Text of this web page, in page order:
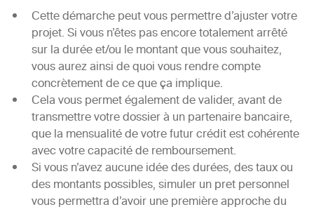
Cette démarche peut vous permettre d’ajuster votre
projet. Si vous n’êtes pas encore totalement arrêté
sur la durée et/ou le montant que vous souhaitez,
vous aurez ainsi de quoi vous rendre compte
concrètement de ce que ça implique.
Cela vous permet également de valider, avant de
transmettre votre dossier à un partenaire bancaire,
que la mensualité de votre futur crédit est cohérente
avec votre capacité de remboursement.
Si vous n’avez aucune idée des durées, des taux ou
des montants possibles, simuler un pret personnel
vous permettra d’avoir une première approche du